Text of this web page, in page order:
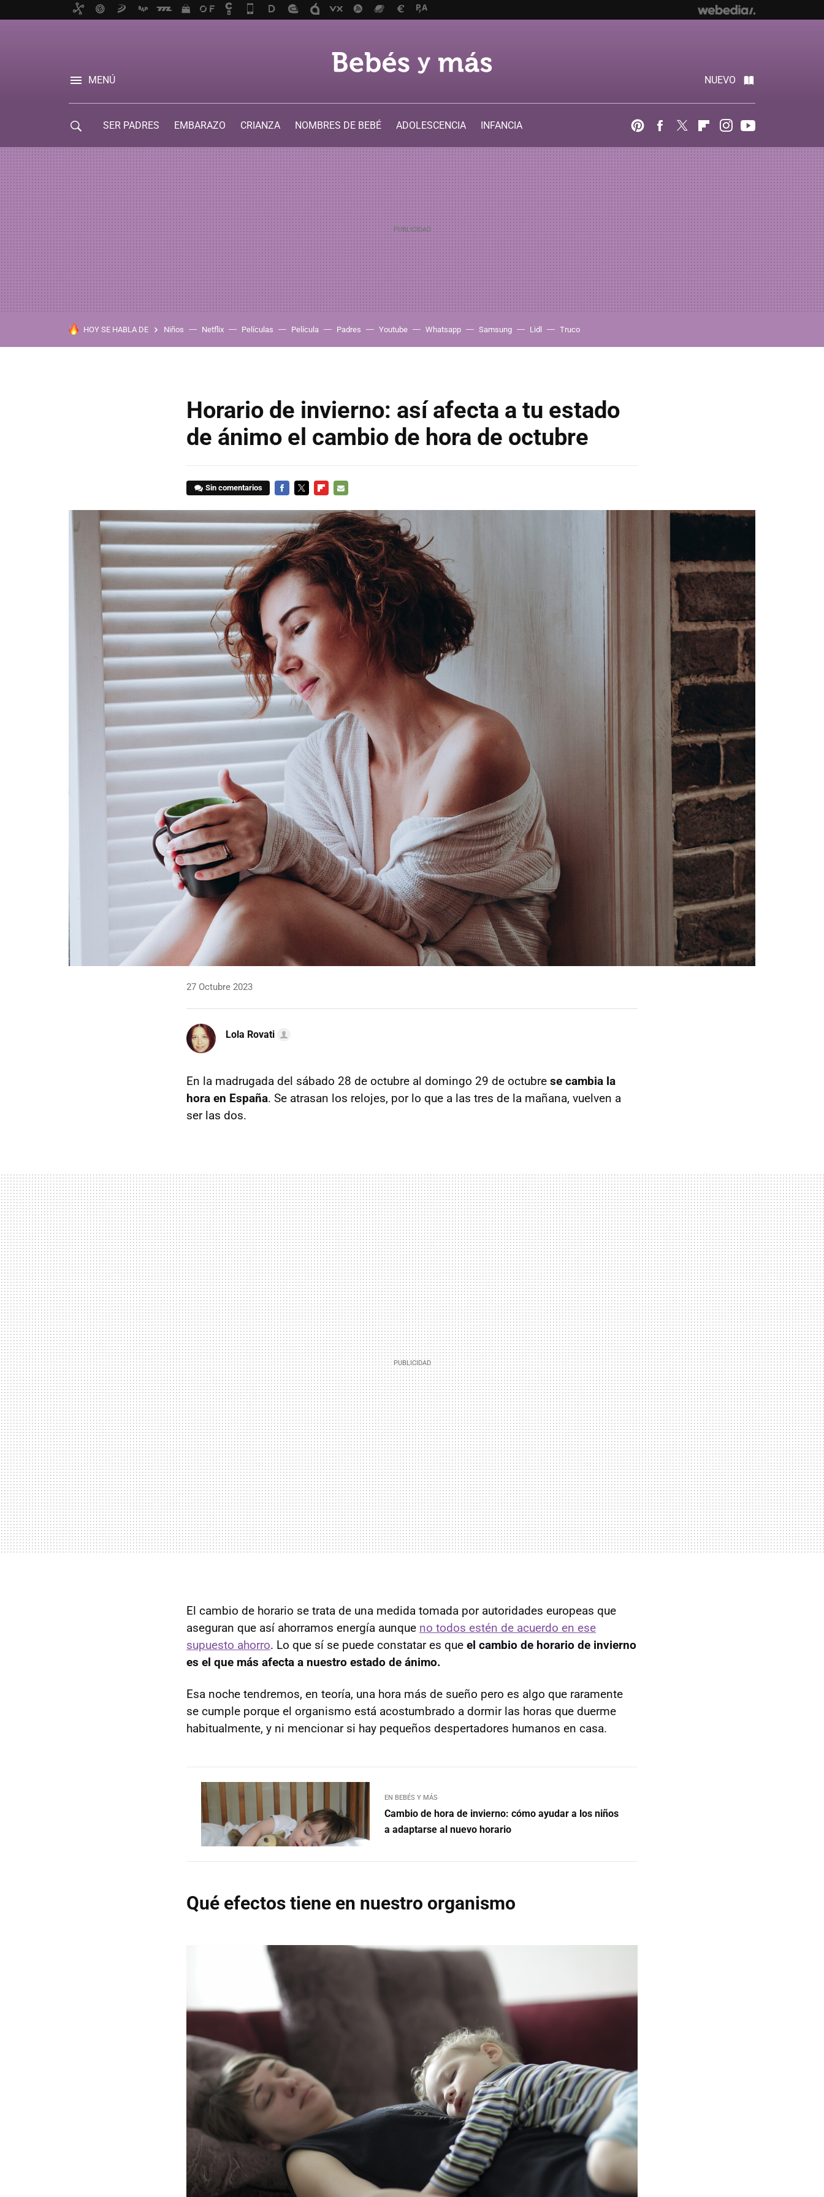
MENÚ NUEVO
SER PADRES EMBARAZO CRIANZA NOMBRES DE BEBÉ ADOLESCENCIA
INFANCIA
PinterestFacebook
Twitter FlipboardInstagram
HOY SE HABLA DE Niños Netflix Películas Película Padres Youtube Whatsapp Samsung Lidl Truco
Horario de invierno: así afecta a tu estado
de ánimo el cambio de hora de octubre
Sin comentarios
MAIL
27 Octubre 2023
Lola Rovati
En la madrugada del sábado 28 de octubre al domingo 29 de octubre se cambia la
hora en España. Se atrasan los relojes, por lo que a las tres de la mañana, vuelven a
ser las dos.
El cambio de horario se trata de una medida tomada por autoridades europeas que
aseguran que así ahorramos energía aunque no todos estén de acuerdo en ese
supuesto ahorro. Lo que sí se puede constatar es que el cambio de horario de invierno
es el que más afecta a nuestro estado de ánimo.
Esa noche tendremos, en teoría, una hora más de sueño pero es algo que raramente
se cumple porque el organismo está acostumbrado a dormir las horas que duerme
habitualmente, y ni mencionar si hay pequeños despertadores humanos en casa.
EN BEBÉS Y MÁS
Cambio de hora de invierno: cómo ayudar a los niños
a adaptarse al nuevo horario
Qué efectos tiene en nuestro organismo